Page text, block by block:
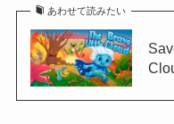
あわせて読みたい